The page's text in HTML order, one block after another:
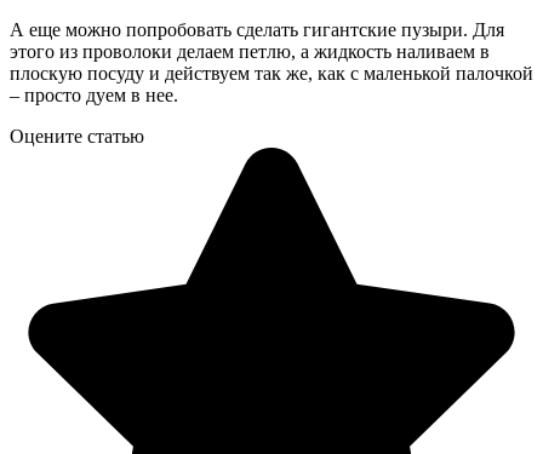
А еще можно попробовать сделать гигантские пузыри. Для
этого из проволоки делаем петлю, а жидкость наливаем в
плоскую посуду и действуем так же, как с маленькой палочкой
– просто дуем в нее.
Оцените статью